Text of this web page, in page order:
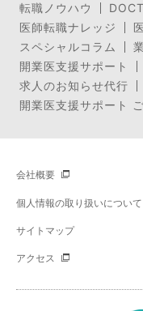
転職ノウハウ
医師転職ナレッジ
スペシャルコラム
開業医支援サポート
求人のお知らせ代行
開業医支援サポート
会社概要
個人情報の取り扱いについて
サイトマップ
アクセス